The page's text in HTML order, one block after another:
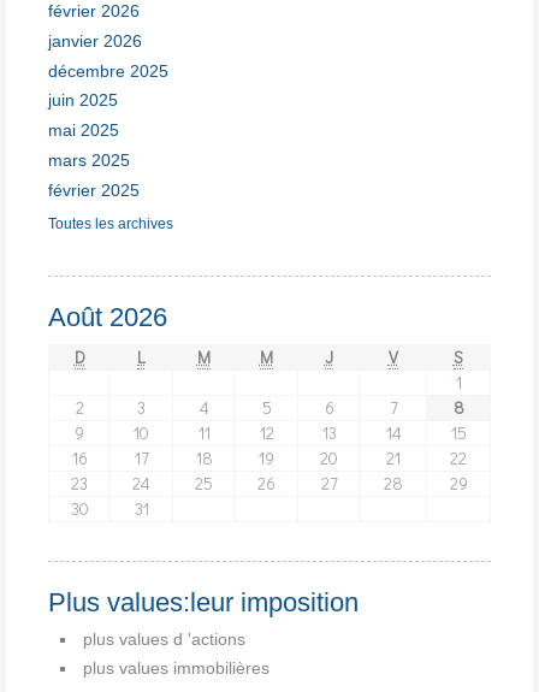
février 2026
janvier 2026
décembre 2025
juin 2025
mai 2025
mars 2025
février 2025
Toutes les archives
Août 2026
D L M M J V
S
1
2
3 4 5 6 7
8
9
10 11 12 13 14
15
16
17 18 19 20 21
22
23
24 25 26 27 28
29
30
31
Plus values:leur imposition
plus values d 'actions
plus values immobilières